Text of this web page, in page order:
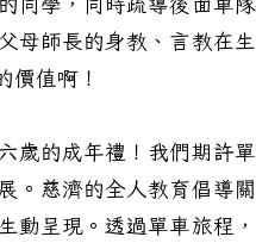
母師長的身教、言教在生
價值啊！
歲的成年禮！我們期許單
。慈濟的全人教育倡導關
動呈現。透過單車旅程，